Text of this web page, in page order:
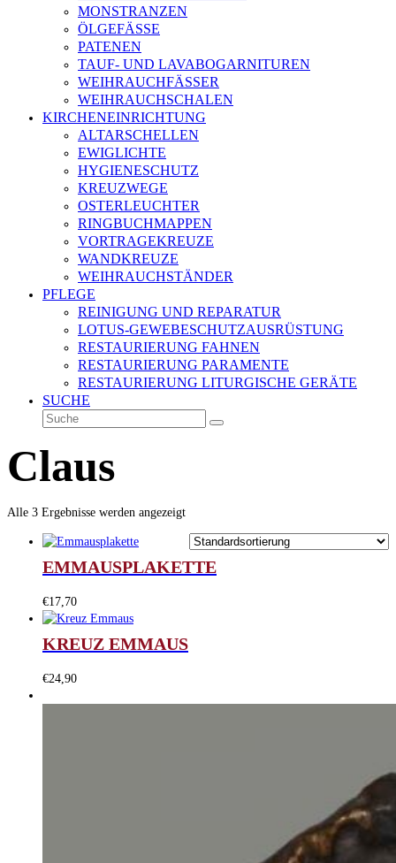
MONSTRANZEN
ÖLGEFÄSSE
PATENEN
TAUF- UND LAVABOGARNITUREN
WEIHRAUCHFÄSSER
WEIHRAUCHSCHALEN
KIRCHENEINRICHTUNG
ALTARSCHELLEN
EWIGLICHTE
HYGIENESCHUTZ
KREUZWEGE
OSTERLEUCHTER
RINGBUCHMAPPEN
VORTRAGEKREUZE
WANDKREUZE
WEIHRAUCHSTÄNDER
PFLEGE
REINIGUNG UND REPARATUR
LOTUS-GEWEBESCHUTZAUSRÜSTUNG
RESTAURIERUNG FAHNEN
RESTAURIERUNG PARAMENTE
RESTAURIERUNG LITURGISCHE GERÄTE
SUCHE
Suche
Senden
Claus
Alle 3 Ergebnisse werden angezeigt
EMMAUSPLAKETTE
€17,70
KREUZ EMMAUS
€24,90